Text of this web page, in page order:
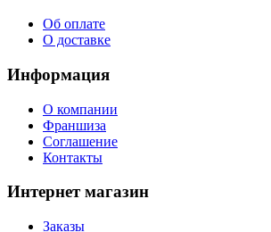
Об оплате
О доставке
Информация
О компании
Франшиза
Соглашение
Контакты
Интернет магазин
Заказы